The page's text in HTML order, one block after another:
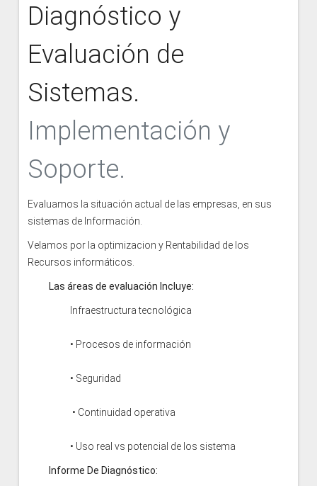
Diagnóstico y
Evaluación de
Sistemas.
Implementación y
Soporte.
Evaluamos la situación actual de las empresas, en sus
sistemas de Información.
Velamos por la optimizacion y Rentabilidad de los
Recursos informáticos.
Las áreas de evaluación Incluye:
Infraestructura tecnológica
• Procesos de información
• Seguridad
• Continuidad operativa
• Uso real vs potencial de los sistema
Informe De Diagnóstico: